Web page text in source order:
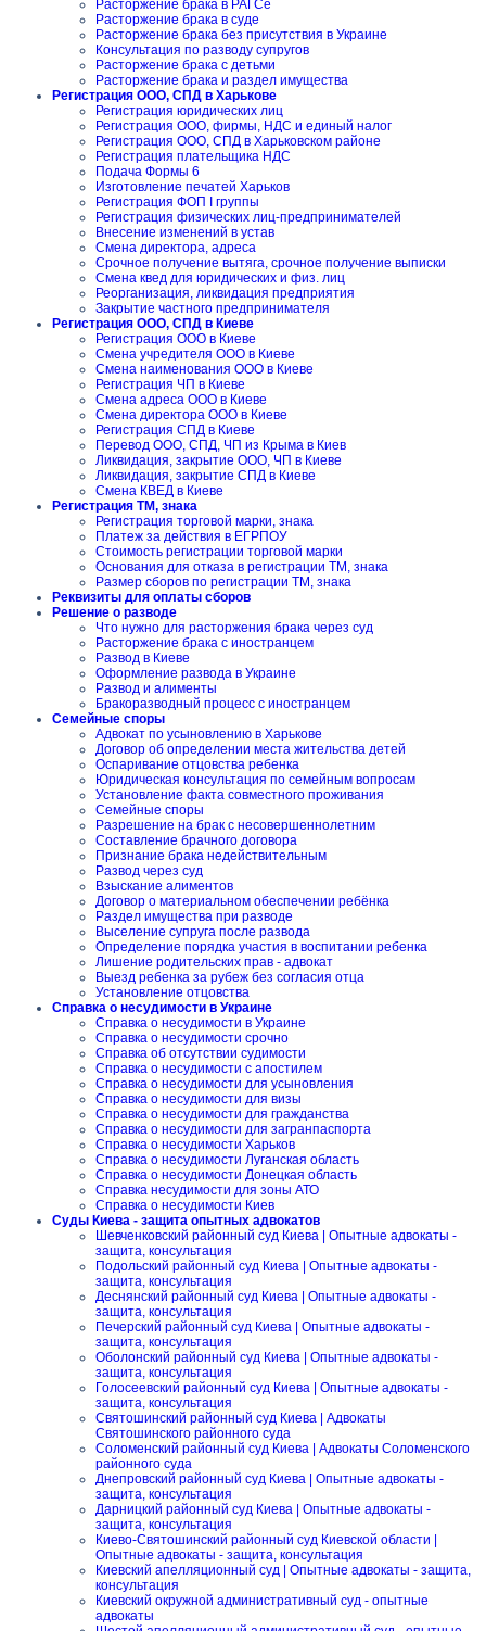
Расторжение брака в РАГСе
Расторжение брака в суде
Расторжение брака без присутствия в Украине
Консультация по разводу супругов
Расторжение брака с детьми
Расторжение брака и раздел имущества
Регистрация ООО, СПД в Харькове
Регистрация юридических лиц
Регистрация ООО, фирмы, НДС и единый налог
Регистрация ООО, СПД в Харьковском районе
Регистрация плательщика НДС
Подача Формы 6
Изготовление печатей Харьков
Регистрация ФОП I группы
Регистрация физических лиц-предпринимателей
Внесение изменений в устав
Смена директора, адреса
Срочное получение вытяга, срочное получение выписки
Смена квед для юридических и физ. лиц
Реорганизация, ликвидация предприятия
Закрытие частного предпринимателя
Регистрация ООО, СПД в Киеве
Регистрация ООО в Киеве
Смена учредителя ООО в Киеве
Смена наименования ООО в Киеве
Регистрация ЧП в Киеве
Смена адреса ООО в Киеве
Смена директора ООО в Киеве
Регистрация СПД в Киеве
Перевод ООО, СПД, ЧП из Крыма в Киев
Ликвидация, закрытие ООО, ЧП в Киеве
Ликвидация, закрытие СПД в Киеве
Смена КВЕД в Киеве
Регистрация ТМ, знака
Регистрация торговой марки, знака
Платеж за действия в ЕГРПОУ
Стоимость регистрации торговой марки
Основания для отказа в регистрации ТМ, знака
Размер сборов по регистрации ТМ, знака
Реквизиты для оплаты сборов
Решение о разводе
Что нужно для расторжения брака через суд
Расторжение брака с иностранцем
Развод в Киеве
Оформление развода в Украине
Развод и алименты
Бракоразводный процесс с иностранцем
Семейные споры
Адвокат по усыновлению в Харькове
Договор об определении места жительства детей
Оспаривание отцовства ребенка
Юридическая консультация по семейным вопросам
Установление факта совместного проживания
Семейные споры
Разрешение на брак с несовершеннолетним
Составление брачного договора
Признание брака недействительным
Развод через суд
Взыскание алиментов
Договор о материальном обеспечении ребёнка
Раздел имущества при разводе
Выселение супруга после развода
Определение порядка участия в воспитании ребенка
Лишение родительских прав - адвокат
Выезд ребенка за рубеж без согласия отца
Установление отцовства
Справка о несудимости в Украине
Справка о несудимости в Украине
Справка о несудимости срочно
Справка об отсутствии судимости
Справка о несудимости с апостилем
Справка о несудимости для усыновления
Справка о несудимости для визы
Справка о несудимости для гражданства
Справка о несудимости для загранпаспорта
Справка о несудимости Харьков
Справка о несудимости Луганская область
Справка о несудимости Донецкая область
Справка несудимости для зоны АТО
Справка о несудимости Киев
Суды Киева - защита опытных адвокатов
Шевченковский районный суд Киева | Опытные адвокаты -
защита, консультация
Подольский районный суд Киева | Опытные адвокаты -
защита, консультация
Деснянский районный суд Киева | Опытные адвокаты -
защита, консультация
Печерский районный суд Киева | Опытные адвокаты -
защита, консультация
Оболонский районный суд Киева | Опытные адвокаты -
защита, консультация
Голосеевский районный суд Киева | Опытные адвокаты -
защита, консультация
Святошинский районный суд Киева | Адвокаты
Святошинского районного суда
Соломенский районный суд Киева | Адвокаты Соломенского
районного суда
Днепровский районный суд Киева | Опытные адвокаты -
защита, консультация
Дарницкий районный суд Киева | Опытные адвокаты -
защита, консультация
Киево-Святошинский районный суд Киевской области |
Опытные адвокаты - защита, консультация
Киевский апелляционный суд | Опытные адвокаты - защита,
консультация
Киевский окружной административный суд - опытные
адвокаты